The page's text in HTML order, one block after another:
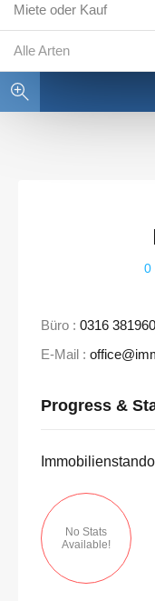
Miete oder Kauf
Alle Arten
0
Büro : 0316 381960
E-Mail :
Progress &
No Stats
Available!